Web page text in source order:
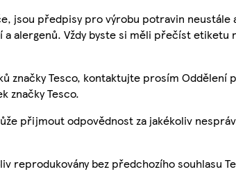
jsou předpisy pro výrobu potravin neustále
alergenů. Vždy byste si měli přečíst etiketu
značky Tesco, kontaktujte prosím Oddělení
značky Tesco.
přijmout odpovědnost za jakékoliv
reprodukovány bez předchozího souhlasu